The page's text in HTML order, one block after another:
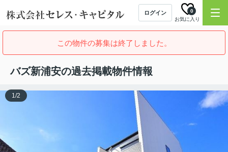
ログイン
お気に入り
0
この物件の募集は終了しました。
バズ新浦安の過去掲載物件情報
1/2